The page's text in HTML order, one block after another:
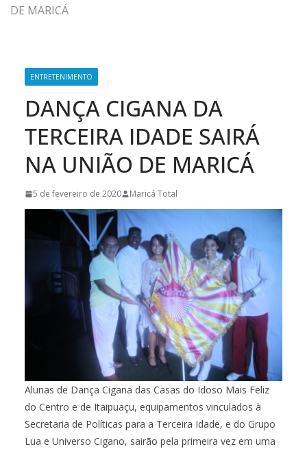
DE MARICÁ
ENTRETENIMENTO
DANÇA CIGANA DA
TERCEIRA IDADE SAIRÁ
NA UNIÃO DE MARICÁ
5 de fevereiro de 2020 Maricá Total
Alunas de Dança Cigana das Casas do Idoso Mais Feliz
do Centro e de Itaipuaçu, equipamentos vinculados à
Secretaria de Políticas para a Terceira Idade, e do Grupo
Lua e Universo Cigano, sairão pela primeira vez em uma